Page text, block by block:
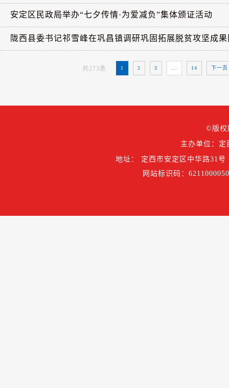
安定区民政局举办“七夕传情·为爱减负”集体颁证活动
陇西县委书记祁雪峰在巩昌镇调研巩固拓展脱贫攻坚成
共273条 1 2 3 14 下一
©版权
主办单位：定
地址： 定西市安定区中华路31号
网站标识码：